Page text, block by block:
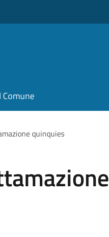
Comune
quinquies